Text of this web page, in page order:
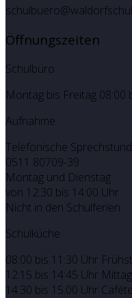
Öffnungszeiten
Schulbüro
Montag bis Freitag 08:00
Aufnahme
Telefonische
0511 80709-39
Montag und Dienstag
von 12:30 bis 14:00 Uhr
Nicht in den Schulferien
Schulküche
08:00 bis 11:30 Uhr
12:15 bis 14:45 Uhr
14.30 bis 15.00 Uhr